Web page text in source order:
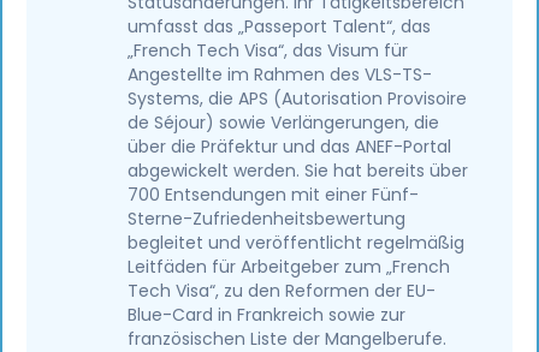
umfasst das „Passeport Talent“, das
„French Tech Visa“, das Visum für
Angestellte im Rahmen des VLS-TS-
Systems, die APS (Autorisation Provisoire
de Séjour) sowie Verlängerungen, die
über die Präfektur und das ANEF-Portal
abgewickelt werden. Sie hat bereits über
700 Entsendungen mit einer Fünf-
Sterne-Zufriedenheitsbewertung
begleitet und veröffentlicht regelmäßig
Leitfäden für Arbeitgeber zum „French
Tech Visa“, zu den Reformen der EU-
Blue-Card in Frankreich sowie zur
französischen Liste der Mangelberufe.